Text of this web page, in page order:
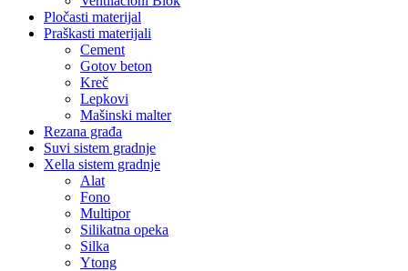
Pločasti materijal
Praškasti materijali
Cement
Gotov beton
Kreč
Lepkovi
Mašinski malter
Rezana građa
Suvi sistem gradnje
Xella sistem gradnje
Alat
Fono
Multipor
Silikatna opeka
Silka
Ytong